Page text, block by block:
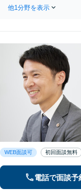
応】
他1分野を表示
WEB面談可 初回面談無料
電話で面談予